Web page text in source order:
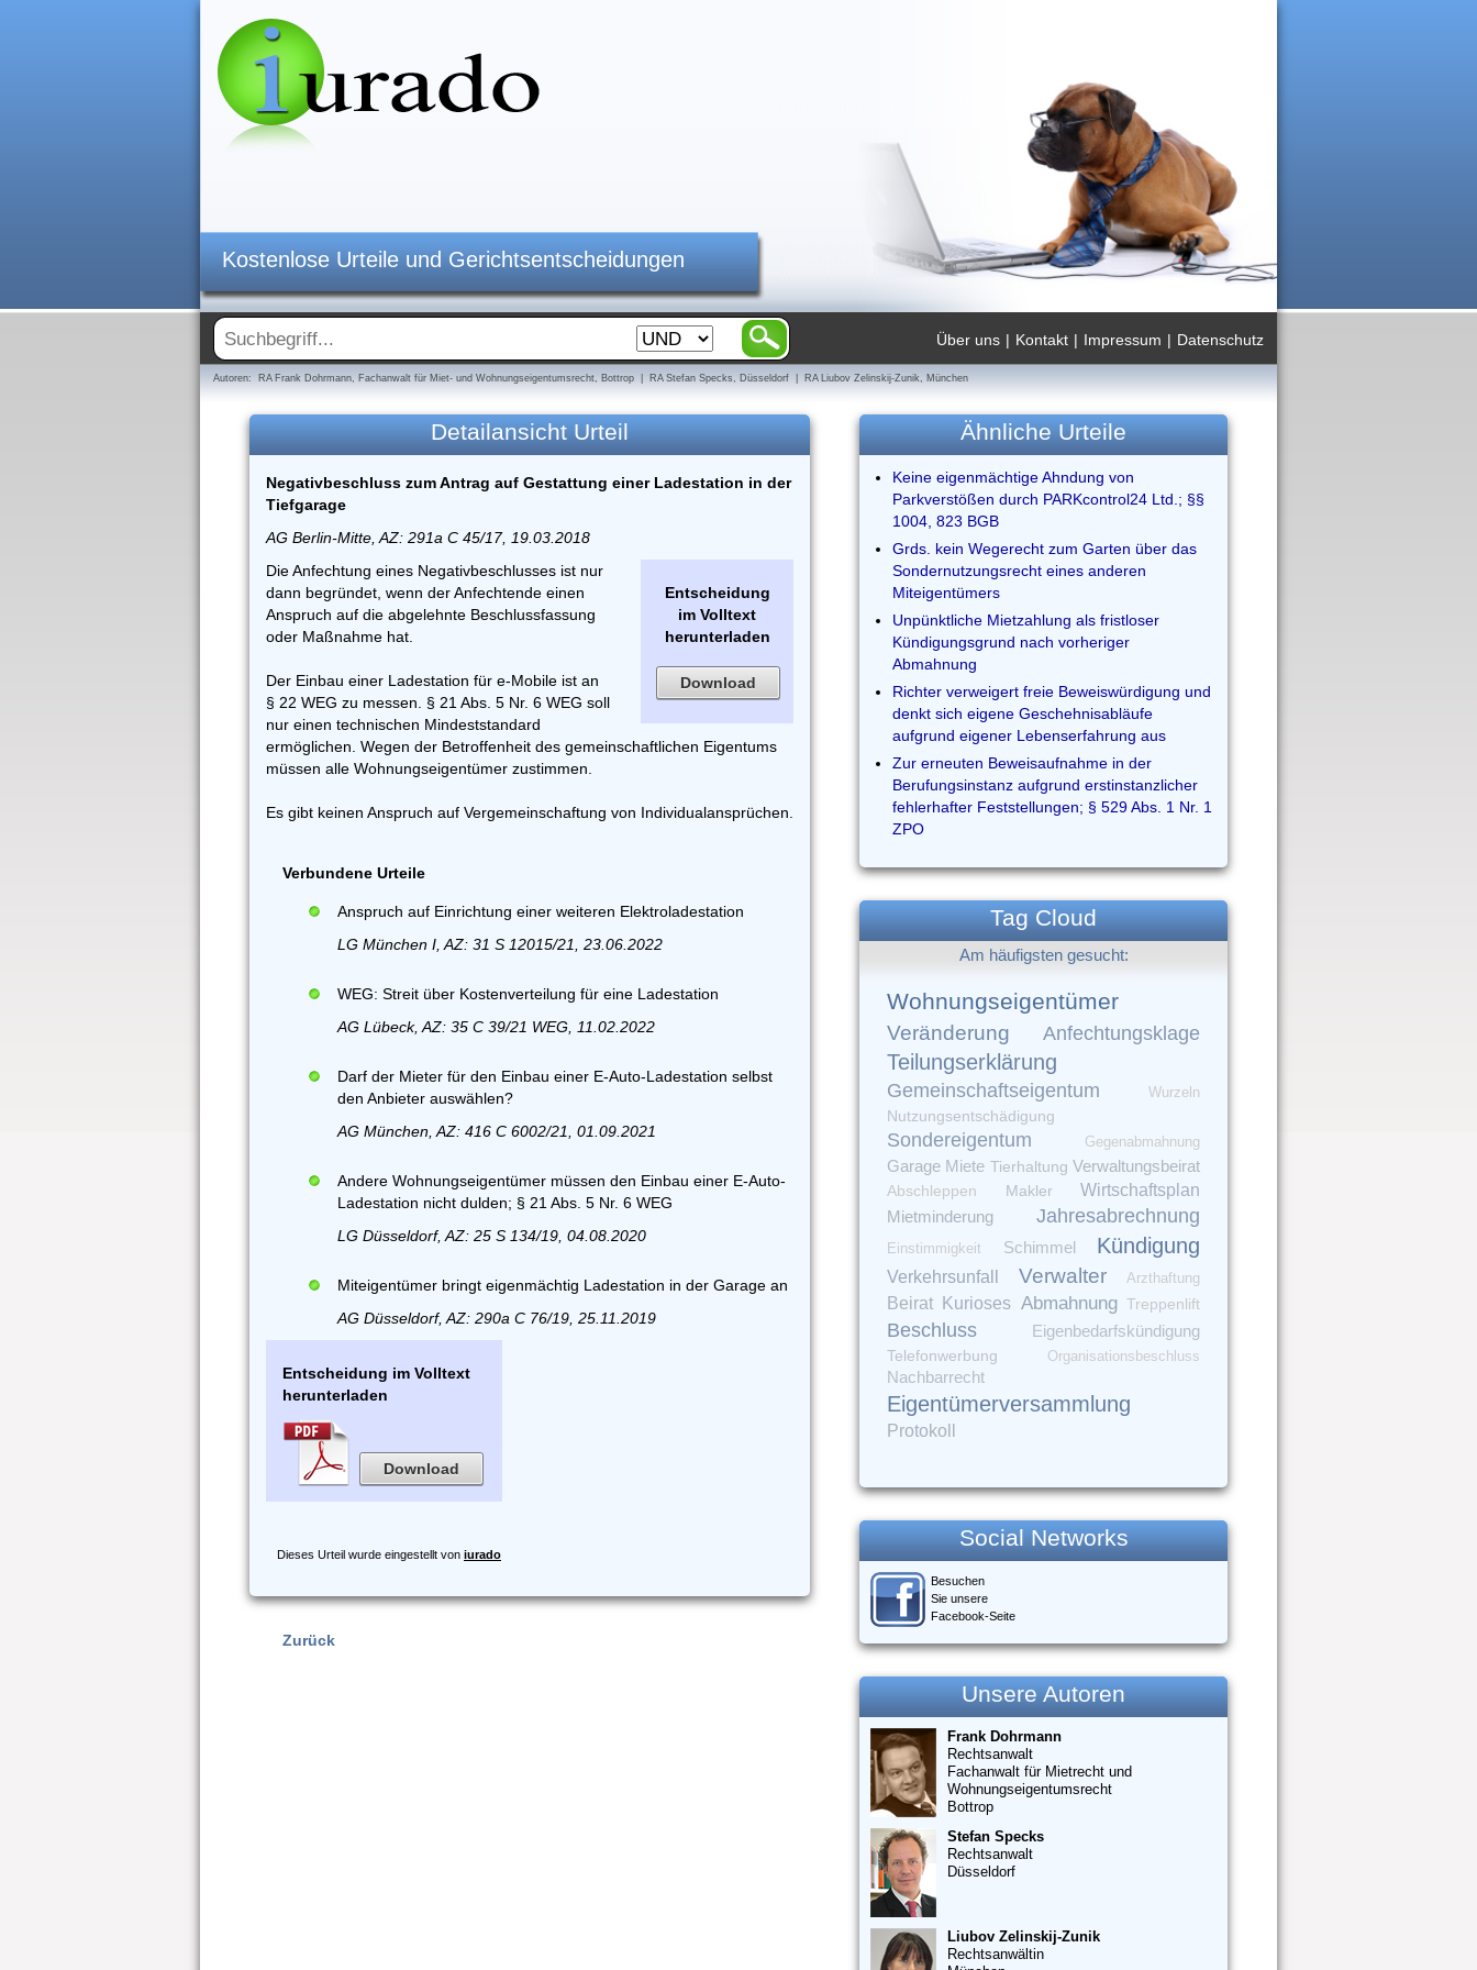
Kostenlose Urteile und Gerichtsentscheidungen
Datenschutz
|
Impressum
|
Kontakt
|
Über uns
Autoren: RA Frank Dohrmann, Fachanwalt für Miet- und Wohnungseigentumsrecht, Bottrop | RA Stefan Specks, Düsseldorf | RA Liubov Zelinskij-Zunik, München
Detailansicht Urteil
Negativbeschluss zum Antrag auf Gestattung einer Ladestation in der
Tiefgarage
AG Berlin-Mitte, AZ: 291a C 45/17, 19.03.2018
Entscheidung
im Volltext
herunterladen
Download
Die Anfechtung eines Negativbeschlusses ist nur
dann begründet, wenn der Anfechtende einen
Anspruch auf die abgelehnte Beschlussfassung
oder Maßnahme hat.
Der Einbau einer Ladestation für e-Mobile ist an
§ 22 WEG zu messen. § 21 Abs. 5 Nr. 6 WEG soll
nur einen technischen Mindeststandard
ermöglichen. Wegen der Betroffenheit des gemeinschaftlichen Eigentums
müssen alle Wohnungseigentümer zustimmen.
Es gibt keinen Anspruch auf Vergemeinschaftung von Individualansprüchen.
Verbundene Urteile
Anspruch auf Einrichtung einer weiteren Elektroladestation
LG München I, AZ: 31 S 12015/21, 23.06.2022
WEG: Streit über Kostenverteilung für eine Ladestation
AG Lübeck, AZ: 35 C 39/21 WEG, 11.02.2022
Darf der Mieter für den Einbau einer E-Auto-Ladestation selbst
den Anbieter auswählen?
AG München, AZ: 416 C 6002/21, 01.09.2021
Andere Wohnungseigentümer müssen den Einbau einer E-Auto-
Ladestation nicht dulden; § 21 Abs. 5 Nr. 6 WEG
LG Düsseldorf, AZ: 25 S 134/19, 04.08.2020
Miteigentümer bringt eigenmächtig Ladestation in der Garage an
AG Düsseldorf, AZ: 290a C 76/19, 25.11.2019
Entscheidung im Volltext
herunterladen
Download
Dieses Urteil wurde eingestellt von iurado
Zurück
Ähnliche Urteile
Keine eigenmächtige Ahndung von
Parkverstößen durch PARKcontrol24 Ltd.; §§
1004, 823 BGB
Grds. kein Wegerecht zum Garten über das
Sondernutzungsrecht eines anderen
Miteigentümers
Unpünktliche Mietzahlung als fristloser
Kündigungsgrund nach vorheriger
Abmahnung
Richter verweigert freie Beweiswürdigung und
denkt sich eigene Geschehnisabläufe
aufgrund eigener Lebenserfahrung aus
Zur erneuten Beweisaufnahme in der
Berufungsinstanz aufgrund erstinstanzlicher
fehlerhafter Feststellungen; § 529 Abs. 1 Nr. 1
ZPO
Tag Cloud
Am häufigsten gesucht:
Wohnungseigentümer
Veränderung Anfechtungsklage
Teilungserklärung
Gemeinschaftseigentum Wurzeln
Nutzungsentschädigung
Sondereigentum Gegenabmahnung
Garage Miete Tierhaltung Verwaltungsbeirat
Abschleppen Makler
Wirtschaftsplan
Mietminderung
Jahresabrechnung
Einstimmigkeit Schimmel Kündigung
Verkehrsunfall Verwalter Arzthaftung
Beirat Kurioses Abmahnung Treppenlift
Beschluss
Eigenbedarfskündigung
Telefonwerbung
Organisationsbeschluss
Nachbarrecht
Eigentümerversammlung
Protokoll
Social Networks
Besuchen
Sie unsere
Facebook-Seite
Unsere Autoren
Frank Dohrmann
Rechtsanwalt
Fachanwalt für Mietrecht und
Wohnungseigentumsrecht
Bottrop
Stefan Specks
Rechtsanwalt
Düsseldorf
Liubov Zelinskij-Zunik
Rechtsanwältin